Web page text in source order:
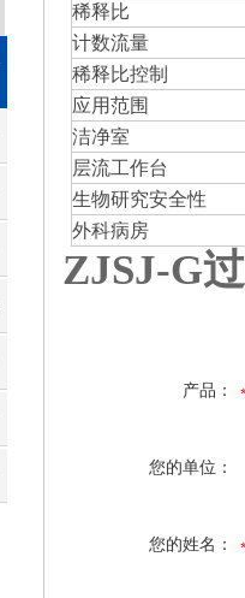
稀释比
计数流量
稀释比控制
应用范围
洁净室
层流工作台
生物研究安全性
外科病房
ZJSJ-G
产品：
您的单位：
您的姓名：